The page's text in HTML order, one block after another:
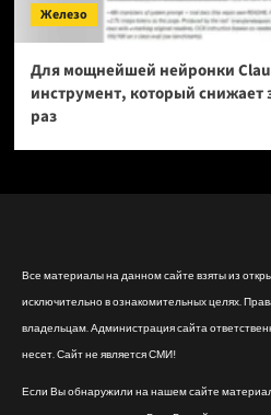
Железо
Для мощнейшей нейронки
инструмент, который снижает
раз
Все материалы на данном сайте взяты из
исключительно в ознакомительных целях.
владельцам. Администрация сайта
несет. Сайт не является СМИ!
Если Вы обнаружили на нашем сайте